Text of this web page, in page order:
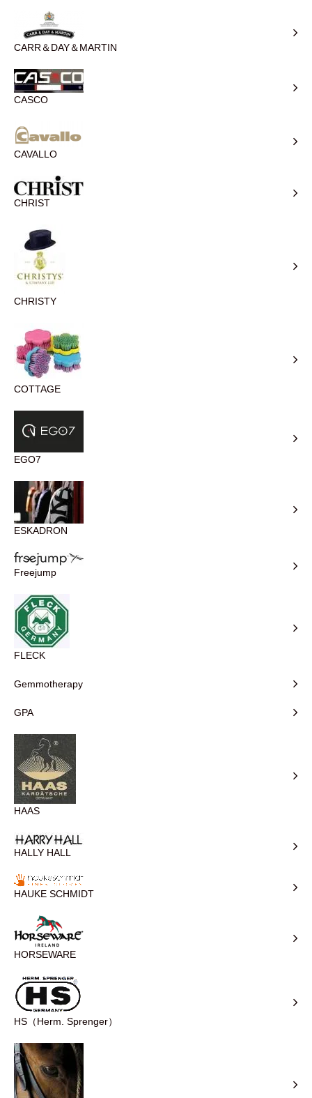
CARR＆DAY＆MARTIN
CASCO
CAVALLO
CHRIST
CHRISTY
COTTAGE
EGO7
ESKADRON
Freejump
FLECK
Gemmotherapy
GPA
HAAS
HALLY HALL
HAUKE SCHMIDT
HORSEWARE
HS（Herm. Sprenger）